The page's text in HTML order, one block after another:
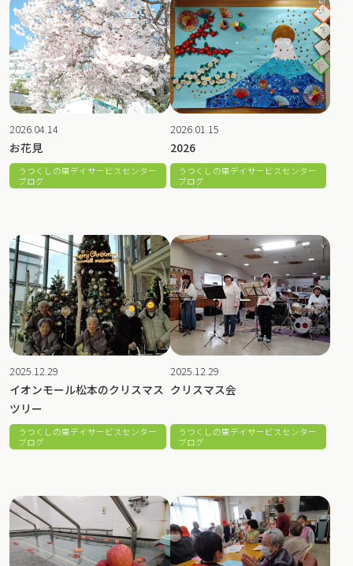
お花見
2026.04.14
うつくしの里デイサービスセンター
ブログ
2026
2026.01.15
うつくしの里デイサービスセンター
ブログ
イオンモール松本のクリスマス
ツリー
2025.12.29
うつくしの里デイサービスセンター
ブログ
クリスマス会
2025.12.29
うつくしの里デイサービスセンター
ブログ